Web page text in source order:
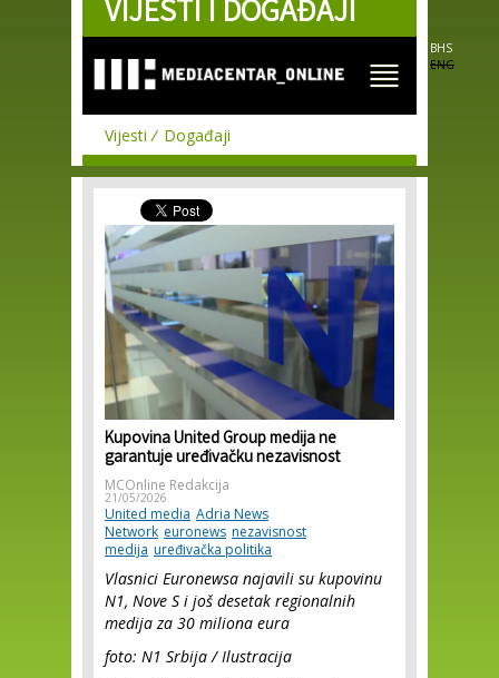
Skip to
main
VIJESTI I DOGAĐAJI
BHS
ENG
Vijesti Događaji
Kupovina United Group medija ne
garantuje uređivačku nezavisnost
MCOnline Redakcija
21/05/2026
United media Adria News
Network euronews nezavisnost
medija uređivačka politika
Vlasnici Euronewsa najavili su kupovinu
N1, Nove S i još desetak regionalnih
medija za 30 miliona eura
foto: N1 Srbija / Ilustracija